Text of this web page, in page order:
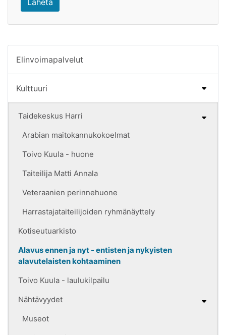
Lähetä
Elinvoimapalvelut
Kulttuuri
Taidekeskus Harri
Arabian maitokannukokoelmat
Toivo Kuula - huone
Taiteilija Matti Annala
Veteraanien perinnehuone
Harrastajataiteilijoiden ryhmänäyttely
Kotiseutuarkisto
Alavus ennen ja nyt - entisten ja nykyisten
alavutelaisten kohtaaminen
Toivo Kuula - laulukilpailu
Nähtävyydet
Museot